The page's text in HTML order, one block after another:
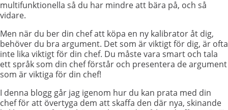
multifunktionella så du har mindre att bära på, och så
vidare.
Men när du ber din chef att köpa en ny kalibrator åt dig,
behöver du bra argument. Det som är viktigt för dig, är ofta
inte lika viktigt för din chef. Du måste vara smart och tala
ett språk som din chef förstår och presentera de argument
som är viktiga för din chef!
I denna blogg går jag igenom hur du kan prata med din
chef för att övertyga dem att skaffa den där nya, skinande